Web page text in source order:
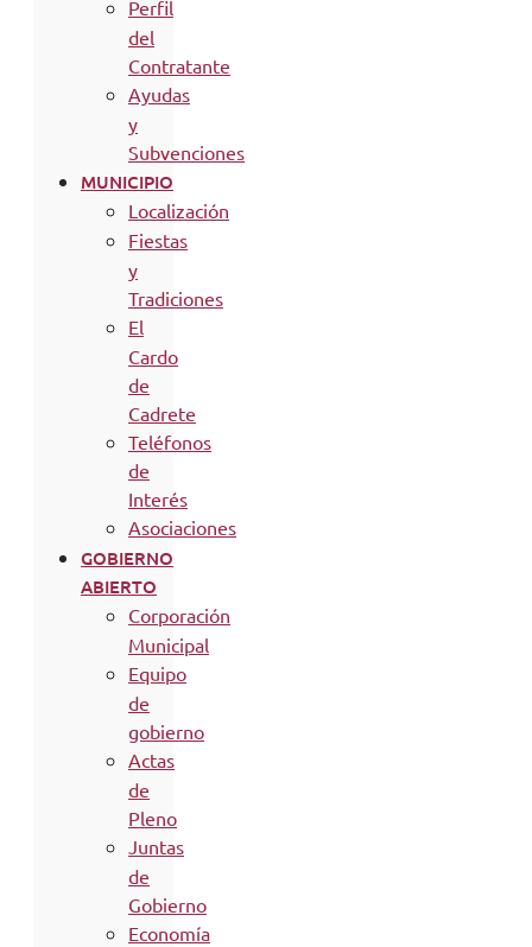
Perfil
del
Contratante
Ayudas
y
Subvenciones
MUNICIPIO
Localización
Fiestas
y
Tradiciones
El
Cardo
de
Cadrete
Teléfonos
de
Interés
Asociaciones
GOBIERNO
ABIERTO
Corporación
Municipal
Equipo
de
gobierno
Actas
de
Pleno
Juntas
de
Gobierno
Economía